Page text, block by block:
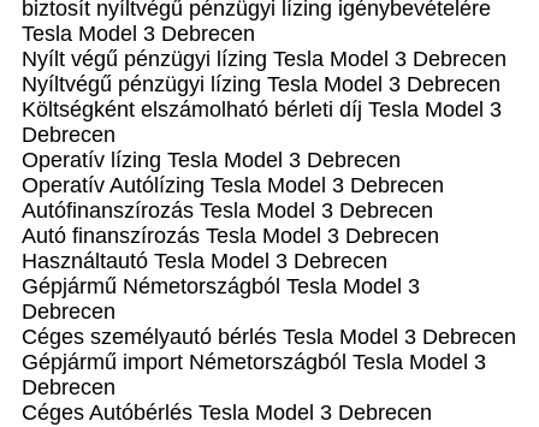
biztosít nyíltvégű pénzügyi lízing igénybevételére
Tesla Model 3 Debrecen
Nyílt végű pénzügyi lízing Tesla Model 3 Debrecen
Nyíltvégű pénzügyi lízing Tesla Model 3 Debrecen
Költségként elszámolható bérleti díj Tesla Model 3
Debrecen
Operatív lízing Tesla Model 3 Debrecen
Operatív Autólízing Tesla Model 3 Debrecen
Autófinanszírozás Tesla Model 3 Debrecen
Autó finanszírozás Tesla Model 3 Debrecen
Használtautó Tesla Model 3 Debrecen
Gépjármű Németországból Tesla Model 3
Debrecen
Céges személyautó bérlés Tesla Model 3 Debrecen
Gépjármű import Németországból Tesla Model 3
Debrecen
Céges Autóbérlés Tesla Model 3 Debrecen